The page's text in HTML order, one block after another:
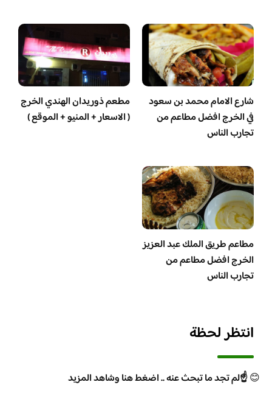
شارع الامام محمد بن سعود
في الخرج افضل مطاعم من
تجارب الناس
مطعم ذوريدان الهندي الخرج
( الاسعار + المنيو + الموقع )
مطاعم طريق الملك عبد العزيز
الخرج افضل مطاعم من
تجارب الناس
انتظر لحظة
😊☝️لم تجد ما تبحث عنه .. اضغط هنا وشاهد المزيد